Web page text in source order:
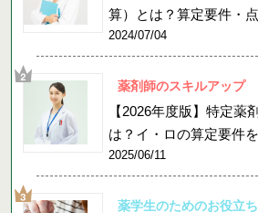
算）とは？算定要件・
2024/07/04
薬剤師のスキルアップ
【2026年度版】特定薬
は？イ・ロの算定要件
2025/06/11
薬学生のためのお役立